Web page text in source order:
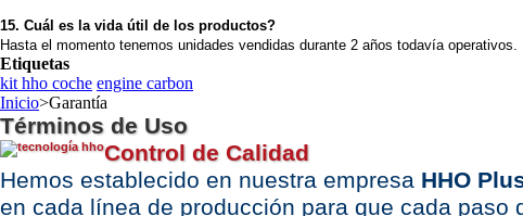
Portugal
2026-08-04 09:13:36
1x Electrolito. Hidróxido de Potasio
KOH 400 g
Send to >
Portugal
2026-08-04 09:13:36
15. Cuál es la vida útil de los productos?
Hasta el momento tenemos unidades vendidas durante 2 años todavía operativos.
Etiquetas
kit hho coche engine carbon
Inicio>Garantía
Términos de Uso
Control de Calidad
Hemos establecido en nuestra empresa HHO
en cada línea de producción para que cada